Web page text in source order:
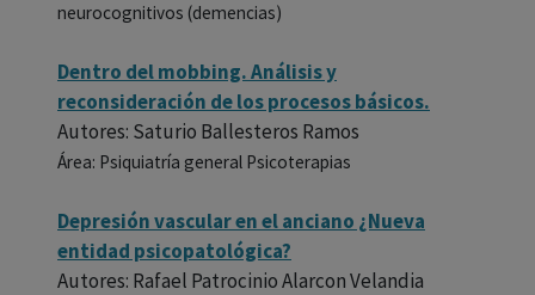
neurocognitivos (demencias)
Dentro del mobbing. Análisis y
reconsideración de los procesos básicos.
Autores: Saturio Ballesteros Ramos
Área: Psiquiatría general Psicoterapias
Depresión vascular en el anciano ¿Nueva
entidad psicopatológica?
Autores: Rafael Patrocinio Alarcon Velandia